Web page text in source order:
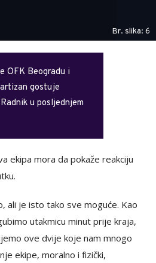
Br. slika: 6
OFK Beogradu i
gostuje
u posljednjem
ekipa mora da pokaže reakciju
ali je isto tako sve moguće. Kao
utakmicu minut prije kraja,
ove dvije koje nam mnogo
ekipe, moralno i fizički,